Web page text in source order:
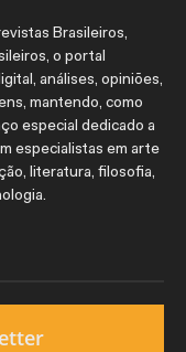
Brasileiros,
o portal
análises, opiniões,
mantendo, como
especial dedicado a
especialistas em arte
literatura, filosofia,